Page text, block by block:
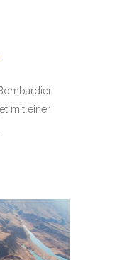
mit einer